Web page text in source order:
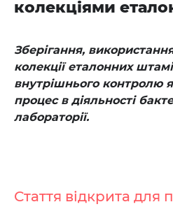
колекціями
Зберігання,
колекції еталонних
внутрішнього контролю
процес в діяльності
лабораторії.
Стаття відкрита для